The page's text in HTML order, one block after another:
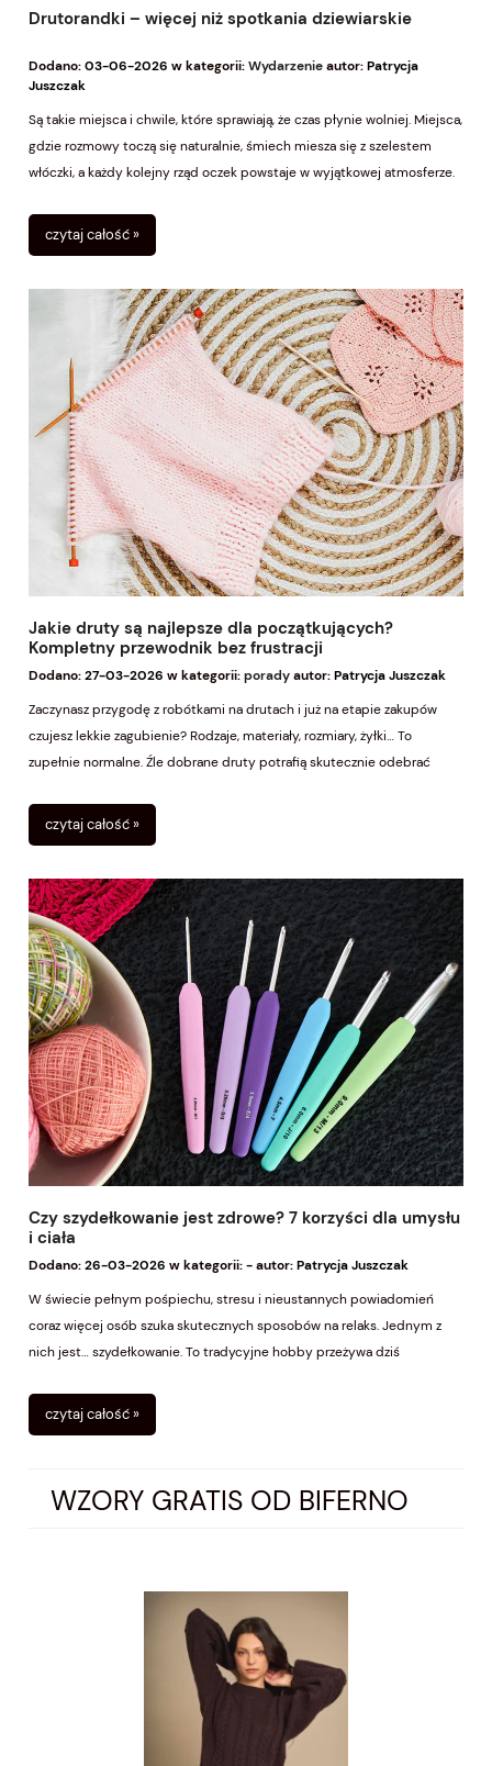
Drutorandki – więcej niż spotkania dziewiarskie
Dodano:03-06-2026 w kategorii:Wydarzenieautor:Patrycja
Juszczak
Są takie miejsca i chwile, które sprawiają, że czas płynie wolniej. Miejsca,
gdzie rozmowy toczą się naturalnie, śmiech miesza się z szelestem
włóczki, a każdy kolejny rząd oczek powstaje w wyjątkowej atmosferze.
czytaj całość »
Jakie druty są najlepsze dla początkujących?
Kompletny przewodnik bez frustracji
Dodano:27-03-2026 w kategorii:poradyautor:Patrycja Juszczak
Zaczynasz przygodę z robótkami na drutach i już na etapie zakupów
czujesz lekkie zagubienie? Rodzaje, materiały, rozmiary, żyłki… To
zupełnie normalne. Źle dobrane druty potrafią skutecznie odebrać
Dobra wiadomość jest taka, że dobry wybór drutów na start wcale nie
jest skomplikowany - trzeba tylko wiedzieć, na co zwrócić uwagę
czytaj całość »
Czy szydełkowanie jest zdrowe? 7 korzyści dla umysłu
i ciała
Dodano:26-03-2026 w kategorii:-autor:Patrycja Juszczak
W świecie pełnym pośpiechu, stresu i nieustannych powiadomień
coraz więcej osób szuka skutecznych sposobów na relaks. Jednym z
nich jest… szydełkowanie. To tradycyjne hobby przeżywa dziś
redukcji stresu.
czytaj całość »
WZORY GRATIS OD BIFERNO